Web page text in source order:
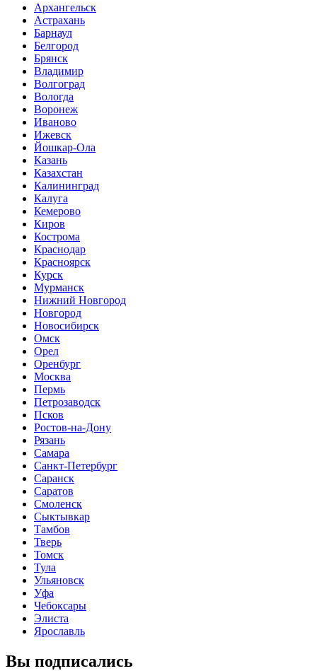
Архангельск
Астрахань
Барнаул
Белгород
Брянск
Владимир
Волгоград
Вологда
Воронеж
Иваново
Ижевск
Йошкар-Ола
Казань
Казахстан
Калининград
Калуга
Кемерово
Киров
Кострома
Краснодар
Красноярск
Курск
Мурманск
Нижний Новгород
Новгород
Новосибирск
Омск
Орел
Оренбург
Москва
Пермь
Петрозаводск
Псков
Ростов-на-Дону
Рязань
Самара
Санкт-Петербург
Саранск
Саратов
Смоленск
Сыктывкар
Тамбов
Тверь
Томск
Тула
Ульяновск
Уфа
Чебоксары
Элиста
Ярославль
Вы подписались